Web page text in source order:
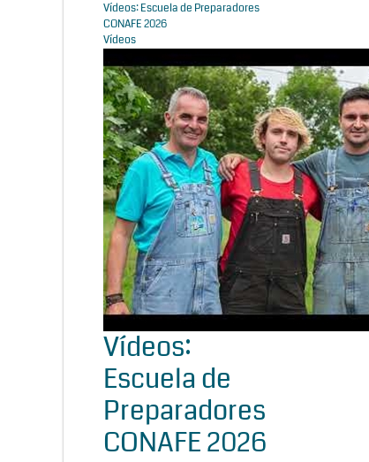
Vídeos: Escuela de Preparadores
CONAFE 2026
Vídeos
Vídeos:
Escuela de
Preparadores
CONAFE 2026